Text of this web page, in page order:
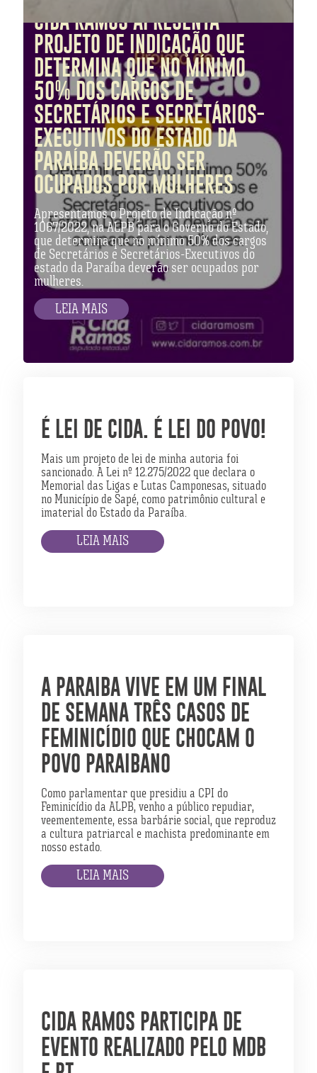
CIDA RAMOS APRESENTA
PROJETO DE INDICAÇÃO QUE
DETERMINA QUE NO MÍNIMO
50% DOS CARGOS DE
SECRETÁRIOS E SECRETÁRIOS-
EXECUTIVOS DO ESTADO DA
PARAÍBA DEVERÃO SER
OCUPADOS POR MULHERES
Apresentamos o Projeto de Indicação nº
1067/2022, na ALPB para o Governo do Estado,
que determina que no mínimo 50% dos cargos
de Secretários e Secretários-Executivos do
estado da Paraíba deverão ser ocupados por
mulheres.
LEIA MAIS
É LEI DE CIDA. É LEI DO POVO!
Mais um projeto de lei de minha autoria foi
sancionado. A Lei nº 12.275/2022 que declara o
Memorial das Ligas e Lutas Camponesas, situado
no Município de Sapé, como patrimônio cultural e
imaterial do Estado da Paraíba.
LEIA MAIS
A PARAIBA VIVE EM UM FINAL
DE SEMANA TRÊS CASOS DE
FEMINICÍDIO QUE CHOCAM O
POVO PARAIBANO
Como parlamentar que presidiu a CPI do
Feminicídio da ALPB, venho a público repudiar,
veementemente, essa barbárie social, que reproduz
a cultura patriarcal e machista predominante em
nosso estado.
LEIA MAIS
CIDA RAMOS PARTICIPA DE
EVENTO REALIZADO PELO MDB